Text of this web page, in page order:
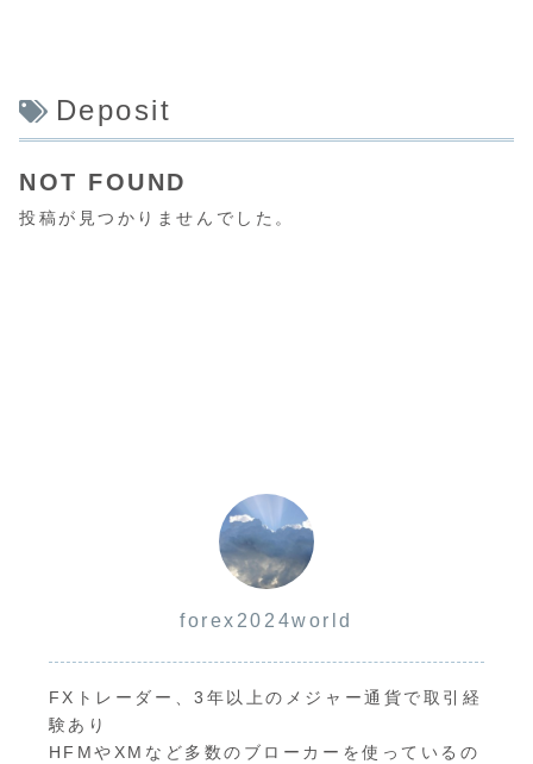
Deposit
NOT FOUND
投稿が見つかりませんでした。
forex2024world
FXトレーダー、3年以上のメジャー通貨で取引経
験あり
HFMやXMなど多数のブローカーを使っているの